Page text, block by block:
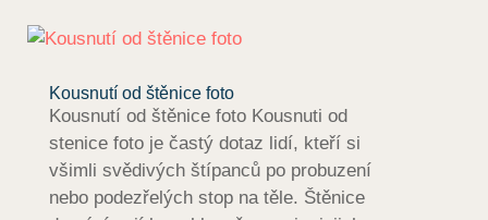
Kousnutí od štěnice foto
Kousnutí od štěnice foto Kousnuti od
stenice foto je častý dotaz lidí, kteří si
všimli svědivých štípanců po probuzení
nebo podezřelých stop na těle. Štěnice